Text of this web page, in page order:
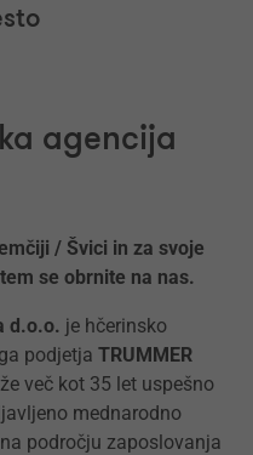
agencija
/ Švici in za svoje
se obrnite na nas.
d.o.o. je hčerinsko
podjetja TRUMMER
več kot 35 let uspešno
mednarodno
področju zaposlovanja